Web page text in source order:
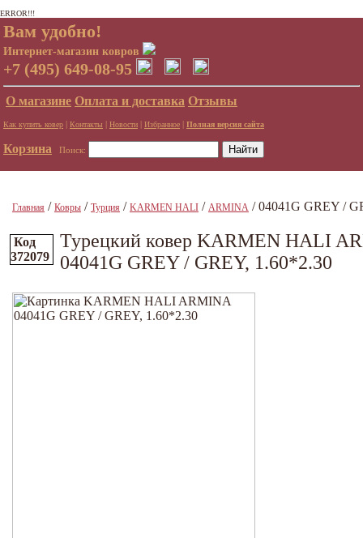
ERROR!!!
Вам удобно!
Интернет-магазин ковров
+7 (495) 649-08-95
О магазине Оплата и доставка Отзывы
Как купить ковер | Контакты | Новости | Избранное | Полная версия сайта
Корзина Поиск:
Главная / Ковры / Турция / KARMEN HALI / ARMINA / 04041G GREY /
Код
372079
Турецкий ковер KARMEN HALI
04041G GREY / GREY, 1.60*2.30